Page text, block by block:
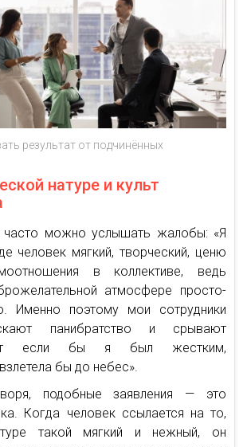
результат от подчинённых
натуре и культ
часто можно услышать жалобы: «Я
человек мягкий, творческий, ценю
в коллективе, ведь
атмосфере просто-
Именно поэтому мои сотрудники
панибратство и срывают
если бы я был жестким,
бы до небес».
подобные заявления — это
Когда человек ссылается на то,
такой мягкий и нежный, он